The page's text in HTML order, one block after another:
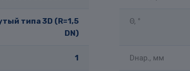
типа 3D (R=1,5
DN)
Θ, °
1 Dнар., мм